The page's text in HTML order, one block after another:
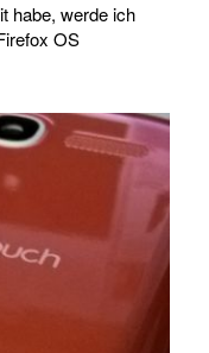
habe, werde ich
OS